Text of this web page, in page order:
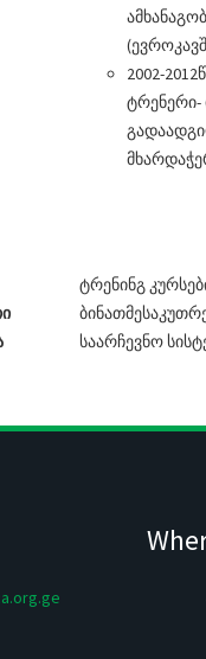
2002-
ტრენერი-
ტრენინგ
საარჩევნო